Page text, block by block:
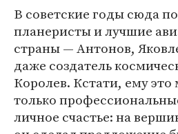
В советские годы сюда
планеристы и лучшие
страны — Антонов,
даже создатель
Королев. Кстати, ему
только
личное счастье: на